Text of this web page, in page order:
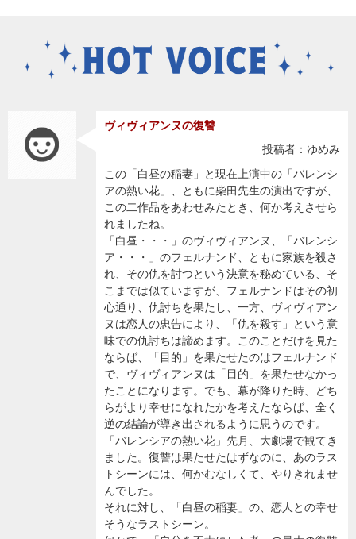
ヴィヴィアンヌの復讐
投稿者：ゆめみ
この「白昼の稲妻」と現在上演中の「バレンシ
アの熱い花」、ともに柴田先生の演出ですが、
この二作品をあわせみたとき、何か考えさせら
れましたね。
「白昼・・・」のヴィヴィアンヌ、「バレンシ
ア・・・」のフェルナンド、ともに家族を殺さ
れ、その仇を討つという決意を秘めている、そ
こまでは似ていますが、フェルナンドはその初
心通り、仇討ちを果たし、一方、ヴィヴィアン
ヌは恋人の忠告により、「仇を殺す」という意
味での仇討ちは諦めます。このことだけを見た
ならば、「目的」を果たせたのはフェルナンド
で、ヴィヴィアンヌは「目的」を果たせなかっ
たことになります。でも、幕が降りた時、どち
らがより幸せになれたかを考えたならば、全く
逆の結論が導き出されるように思うのです。
「バレンシアの熱い花」先月、大劇場で観てき
ました。復讐は果たせたはずなのに、あのラス
トシーンには、何かむなしくて、やりきれませ
んでした。
それに対し、「白昼の稲妻」の、恋人との幸せ
そうなラストシーン。